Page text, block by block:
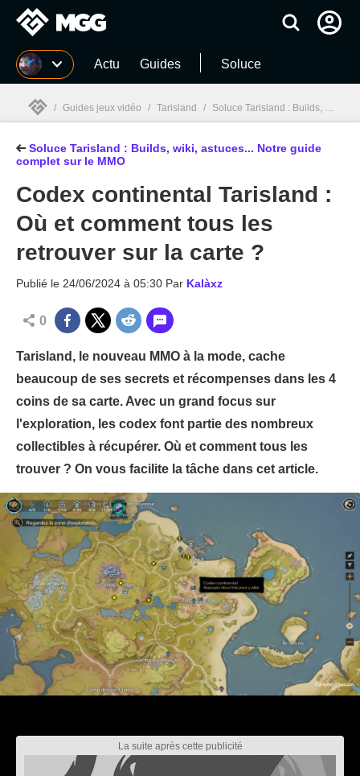
MGG Actu Guides Soluce
MGG
/ Guides jeux vidéo / Tarisland / Soluce Tarisland : Builds, wiki, astuces... Notre guide complet sur le MMO
Soluce Tarisland : Builds, wiki, astuces... Notre guide
complet sur le MMO
Codex continental Tarisland :
Où et comment tous les
retrouver sur la carte ?
Publié le 24/06/2024 à 05:30 Par Kalàxz
0
Tarisland, le nouveau MMO à la mode, cache
beaucoup de ses secrets et récompenses dans les 4
coins de sa carte. Avec un grand focus sur
l'exploration, les codex font partie des nombreux
collectibles à récupérer. Où et comment tous les
trouver ? On vous facilite la tâche dans cet article.